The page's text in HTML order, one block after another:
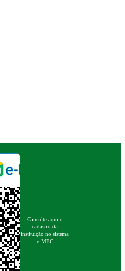
Consulte aqui o
cadastro da
instituição no sistema
e-MEC